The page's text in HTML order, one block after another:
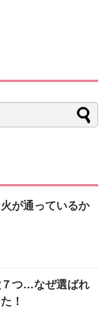
が通っているか
７つ…なぜ選ばれ
！